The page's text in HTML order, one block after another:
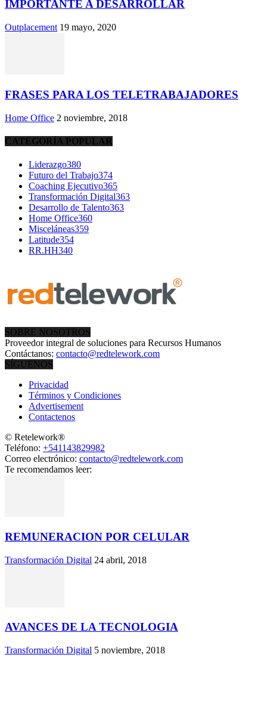
IMPORTANTE A DESARROLLAR
Outplacement 19 mayo, 2020
FRASES PARA LOS TELETRABAJADORES
Home Office 2 noviembre, 2018
CATEGORÍA POPULAR
Liderazgo380
Futuro del Trabajo374
Coaching Ejecutivo365
Transformación Digital363
Desarrollo de Talento363
Home Office360
Misceláneas359
Latitude354
RR.HH340
SOBRE NOSOTROS
Proveedor integral de soluciones para Recursos Humanos
Contáctanos: contacto@redtelework.com
SÍGUENOS
Privacidad
Términos y Condiciones
Advertisement
Contactenos
© Retelework®
Teléfono: +541143829982
Correo electrónico: contacto@redtelework.com
Te recomendamos leer:
REMUNERACION POR CELULAR
Transformación Digital 24 abril, 2018
AVANCES DE LA TECNOLOGIA
Transformación Digital 5 noviembre, 2018